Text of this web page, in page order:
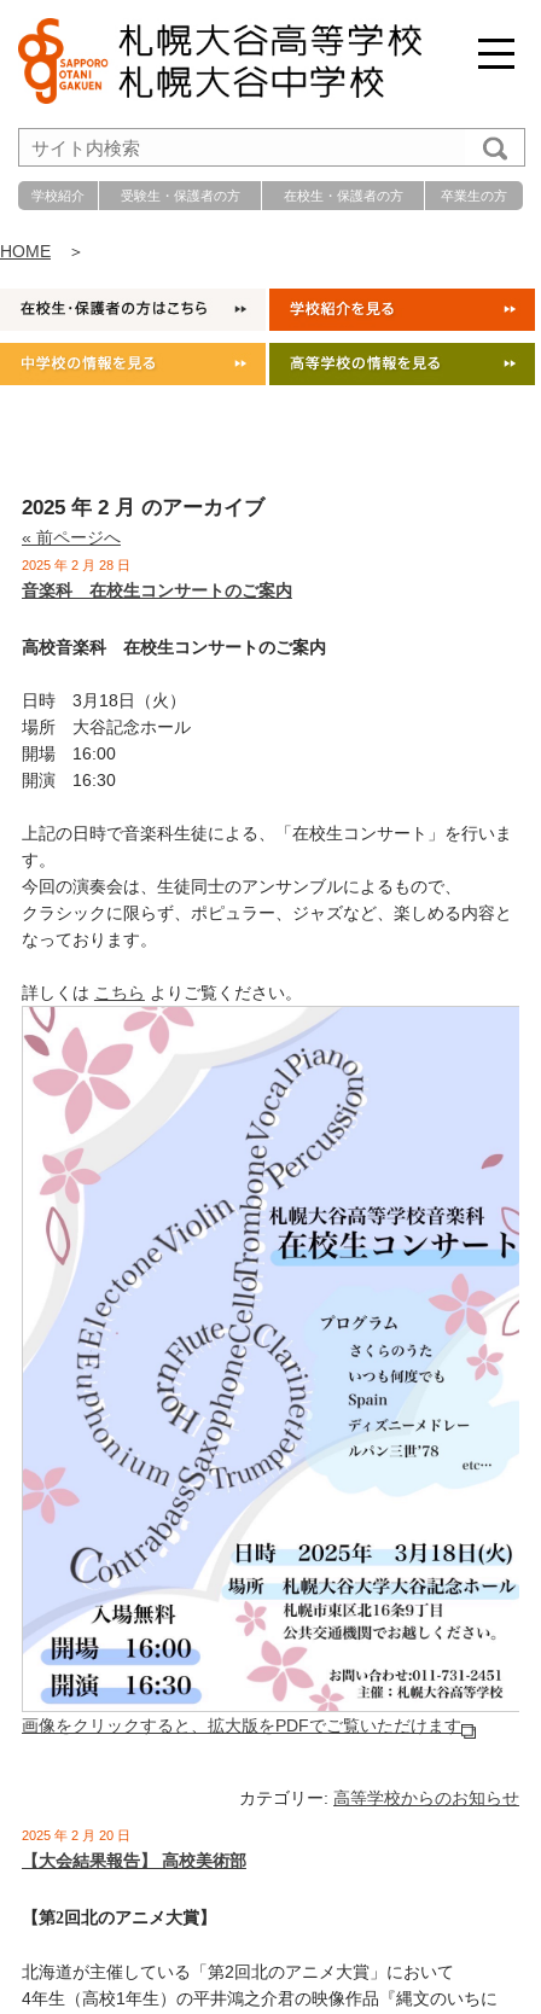
学校紹介 受験生・保護者の方 在校生・保護者の方 卒業生の方
HOME ＞
2025 年 2 月 のアーカイブ
« 前ページへ
2025 年 2 月 28 日
音楽科 在校生コンサートのご案内
高校音楽科 在校生コンサートのご案内
日時 3月18日（火）
場所 大谷記念ホール
開場 16:00
開演 16:30
上記の日時で音楽科生徒による、「在校生コンサート」を行いま
す。
今回の演奏会は、生徒同士のアンサンブルによるもので、
クラシックに限らず、ポピュラー、ジャズなど、楽しめる内容と
なっております。
詳しくは こちら よりご覧ください。
画像をクリックすると、拡大版をPDFでご覧いただけます
カテゴリー:高等学校からのお知らせ
2025 年 2 月 20 日
【大会結果報告】 高校美術部
【第2回北のアニメ大賞】
北海道が主催している「第2回北のアニメ大賞」において
4年生（高校1年生）の平井鴻之介君の映像作品『縄文のいちに